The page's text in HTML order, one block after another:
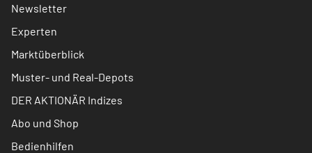
Newsletter
Experten
Marktüberblick
Muster- und Real-Depots
DER AKTIONÄR Indizes
Abo und Shop
Bedienhilfen